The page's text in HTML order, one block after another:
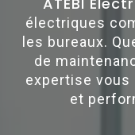
électriques
les bureaux.
de
expertise
et